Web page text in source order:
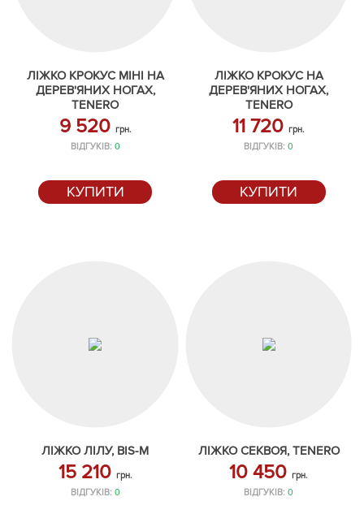
ЛІЖКО КРОКУС МІНІ НА
ДЕРЕВ'ЯНИХ НОГАХ,
TENERO
9 520 грн.
ВІДГУКІВ: 0
КУПИТИ
ЛІЖКО КРОКУС НА
ДЕРЕВ'ЯНИХ НОГАХ,
TENERO
11 720грн.
ВІДГУКІВ:0
КУПИТИ
ЛІЖКО ЛІЛУ, BIS-M
15 210 грн.
ВІДГУКІВ: 0
ЛІЖКО СЕКВОЯ, TENERO
10 450грн.
ВІДГУКІВ:0